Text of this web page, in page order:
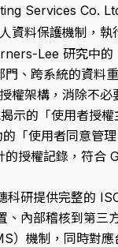
Services Co.
資料保護機制，執
Lee 研究中的
、跨系統的資料
權架構，消除不必
示的「使用者授
「使用者同意管
授權記錄，符合
科研提供完整的
內部稽核到第三
）機制，同時對應